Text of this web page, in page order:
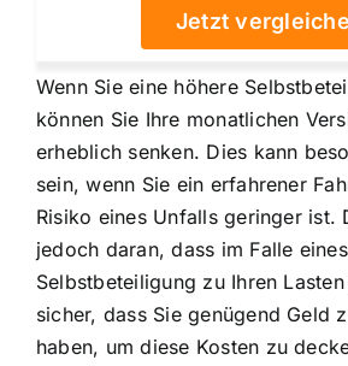
Jetzt
Wenn Sie eine höhere
können Sie Ihre monatlichen
erheblich senken. Dies kann
sein, wenn Sie ein erfahrener
Risiko eines Unfalls geringer ist.
jedoch daran, dass im Falle
Selbstbeteiligung zu Ihren
sicher, dass Sie genügend Geld
haben, um diese Kosten zu